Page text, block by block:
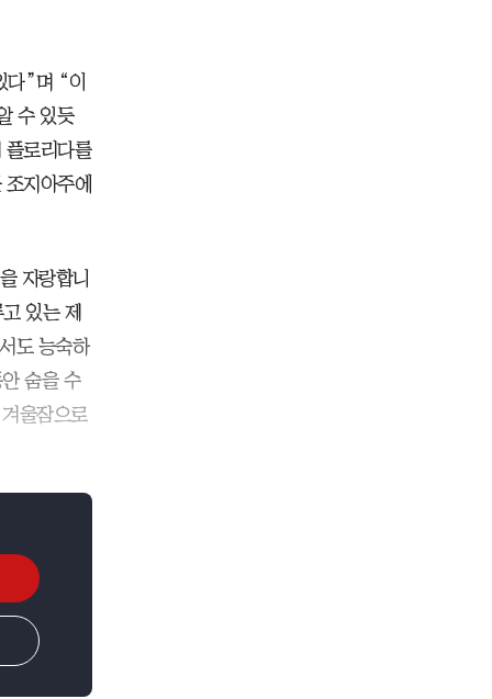
다”며 “이
수 있듯
플로리다를
지아주에
자랑합니
있는 제
도 능숙하
숨을 수
울잠으로